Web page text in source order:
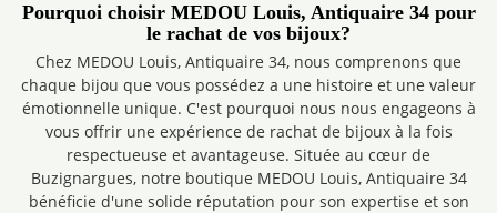
Pourquoi choisir MEDOU Louis, Antiquaire 34 pour
le rachat de vos bijoux?
Chez MEDOU Louis, Antiquaire 34, nous comprenons que
chaque bijou que vous possédez a une histoire et une valeur
émotionnelle unique. C'est pourquoi nous nous engageons à
vous offrir une expérience de rachat de bijoux à la fois
respectueuse et avantageuse. Située au cœur de
Buzignargues, notre boutique MEDOU Louis, Antiquaire 34
bénéficie d'une solide réputation pour son expertise et son